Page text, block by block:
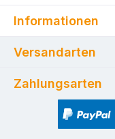
Informationen
Versandarten
Zahlungsarten